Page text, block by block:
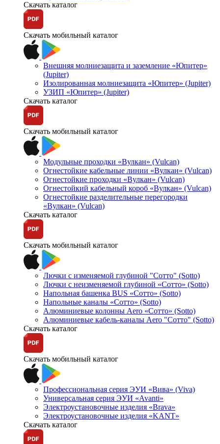
Скачать каталог
Скачать мобильный каталог
Внешняя молниезащита и заземление «Юпитер»
(Jupiter)
Изолированная молниезащита «Юпитер» (Jupiter)
УЗИП «Юпитер» (Jupiter)
Скачать каталог
Скачать мобильный каталог
Модульные проходки «Вулкан» (Vulcan)
Огнестойкие кабельные линии «Вулкан» (Vulcan)
Огнестойкие проходки «Вулкан» (Vulcan)
Огнестойкий кабельный короб «Вулкан» (Vulcan)
Огнестойкие разделительные перегородки
«Вулкан» (Vulcan)
Скачать каталог
Скачать мобильный каталог
Лючки с изменяемой глубиной "Сотто" (Sotto)
Лючки с неизменяемой глубиной «Сотто» (Sotto)
Напольная башенка BUS «Сотто» (Sotto)
Напольные каналы «Сотто» (Sotto)
Алюминиевые колонны Aero «Сотто» (Sotto)
Алюминиевые кабель-каналы Aero "Сотто" (Sotto)
Скачать каталог
Скачать мобильный каталог
Профессиональная серия ЭУИ «Вива» (Viva)
Универсальная серия ЭУИ «Avanti»
Электроустановочные изделия «Brava»
Электроустановочные изделия «KANT»
Скачать каталог